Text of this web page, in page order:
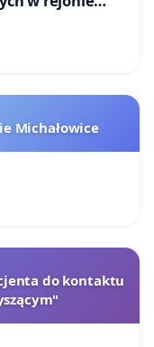
Białej
Michałowice
do kontaktu